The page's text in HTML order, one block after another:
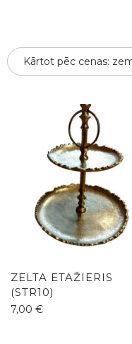
ZELTA ETAŽIERIS
(STR10)
7,00 €